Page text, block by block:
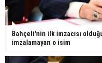
Bahçeli'nin ilk imzacısı
imzalamayan o isim